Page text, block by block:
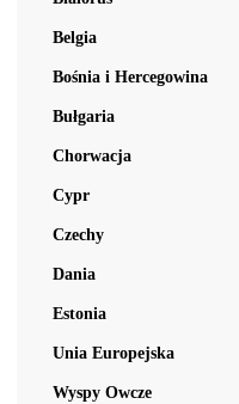
Belgia
Bośnia i Hercegowina
Bułgaria
Chorwacja
Cypr
Czechy
Dania
Estonia
Unia Europejska
Wyspy Owcze